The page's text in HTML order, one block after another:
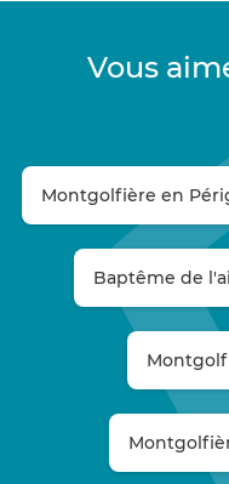
Vous
Montgolfière en
Baptême de